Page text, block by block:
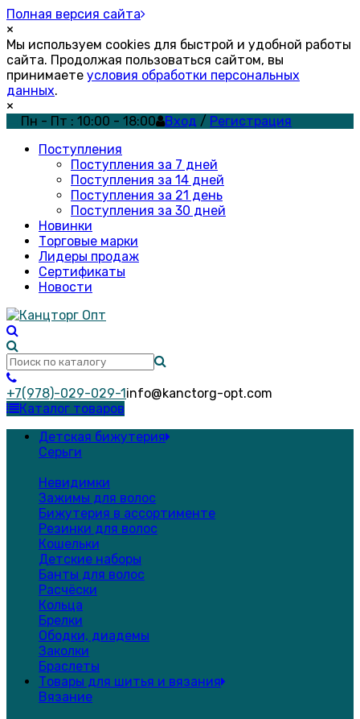
Полная версия сайта
×
Мы используем cookies для быстрой и удобной работы
сайта. Продолжая пользоваться сайтом, вы
принимаете условия обработки персональных
данных.
×
Пн - Пт : 10:00 - 18:00
Вход / Регистрация
Поступления
Поступления за 7 дней
Поступления за 14 дней
Поступления за 21 день
Поступления за 30 дней
Новинки
Торговые марки
Лидеры продаж
Сертификаты
Новости
+7(978)-029-029-1info@kanctorg-opt.com
Каталог товаров
Детская бижутерия
Серьги
Невидимки
Зажимы для волос
Бижутерия в ассортименте
Резинки для волос
Кошельки
Детские наборы
Банты для волос
Расчёски
Кольца
Брелки
Ободки, диадемы
Заколки
Браслеты
Товары для шитья и вязания
Вязание